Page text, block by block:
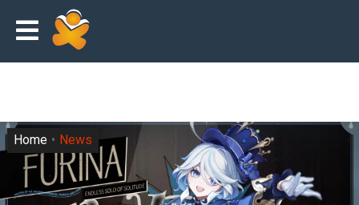
Home News